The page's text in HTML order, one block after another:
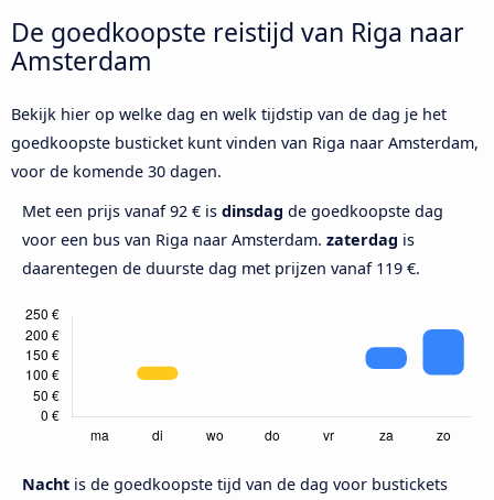
De goedkoopste reistijd van Riga naar
Amsterdam
Bekijk hier op welke dag en welk tijdstip van de dag je het
goedkoopste busticket kunt vinden van Riga naar Amsterdam,
voor de komende 30 dagen.
Met een prijs vanaf 92 € is dinsdag de goedkoopste dag
voor een bus van Riga naar Amsterdam. zaterdag is
daarentegen de duurste dag met prijzen vanaf 119 €.
Nacht is de goedkoopste tijd van de dag voor bustickets